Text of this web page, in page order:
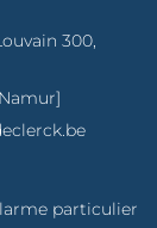
300,
particulier